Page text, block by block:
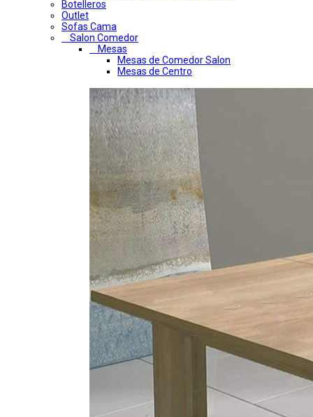
Botelleros
Outlet
Sofas Cama
Salon Comedor
Mesas
Mesas de Comedor Salon
Mesas de Centro